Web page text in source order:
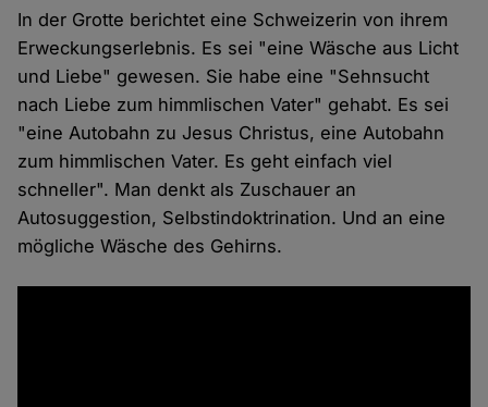
In der Grotte berichtet eine Schweizerin von ihrem
Erweckungserlebnis. Es sei "eine Wäsche aus Licht
und Liebe" gewesen. Sie habe eine "Sehnsucht
nach Liebe zum himmlischen Vater" gehabt. Es sei
"eine Autobahn zu Jesus Christus, eine Autobahn
zum himmlischen Vater. Es geht einfach viel
schneller". Man denkt als Zuschauer an
Autosuggestion, Selbstindoktrination. Und an eine
mögliche Wäsche des Gehirns.